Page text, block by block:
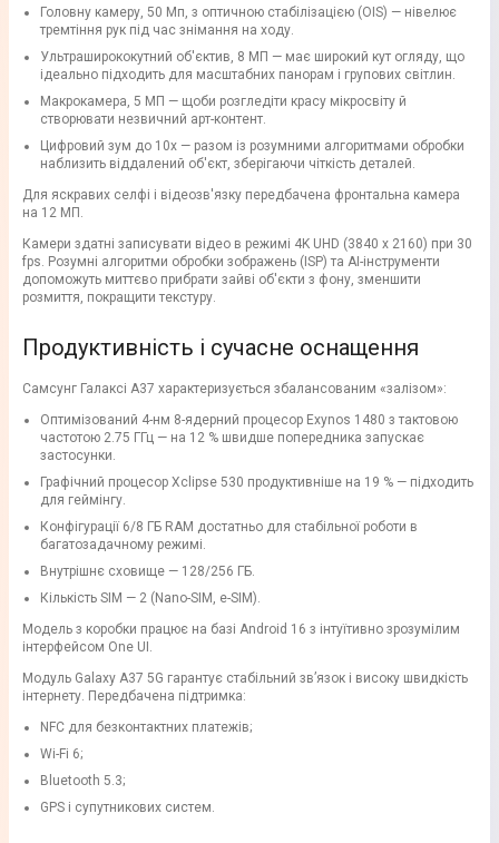
Головну камеру, 50 Мп, з оптичною стабілізацією (OIS) — нівелює
тремтіння рук під час знімання на ходу.
Ультраширококутний об'єктив, 8 МП — має широкий кут огляду, що
ідеально підходить для масштабних панорам і групових світлин.
Макрокамера, 5 МП — щоби розгледіти красу мікросвіту й
створювати незвичний арт-контент.
Цифровий зум до 10x — разом із розумними алгоритмами обробки
наблизить віддалений об'єкт, зберігаючи чіткість деталей.
Для яскравих селфі і відеозв'язку передбачена фронтальна камера
на 12 МП.
Камери здатні записувати відео в режимі 4K UHD (3840 x 2160) при 30
fps. Розумні алгоритми обробки зображень (ISP) та AI-інструменти
допоможуть миттєво прибрати зайві об'єкти з фону, зменшити
розмиття, покращити текстуру.
Продуктивність і сучасне оснащення
Самсунг Галаксі А37 характеризується збалансованим «залізом»:
Оптимізований 4-нм 8-ядерний процесор Exynos 1480 з тактовою
частотою 2.75 ГГц — на 12 % швидше попередника запускає
застосунки.
Графічний процесор Xclipse 530 продуктивніше на 19 % — підходить
для геймінгу.
Конфігурації 6/8 ГБ RAM достатньо для стабільної роботи в
багатозадачному режимі.
Внутрішнє сховище — 128/256 ГБ.
Кількість SIM — 2 (Nano-SIM, e-SIM).
Модель з коробки працює на базі Android 16 з інтуїтивно зрозумілим
інтерфейсом One UI.
Модуль Galaxy A37 5G гарантує стабільний зв’язок і високу швидкість
інтернету. Передбачена підтримка:
NFC для безконтактних платежів;
Wi-Fi 6;
Bluetooth 5.3;
GPS і супутникових систем.